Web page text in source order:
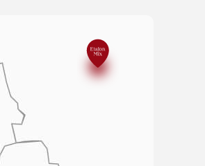
707-50-92
и Герцеговина